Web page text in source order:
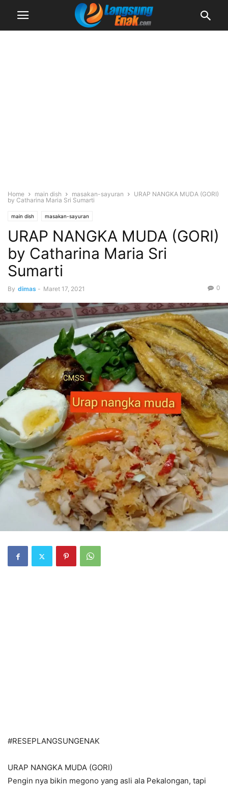
Home main dish masakan-sayuran
URAP NANGKA MUDA (GORI)
by Catharina Maria Sri Sumarti
main dish masakan-sayuran
URAP NANGKA MUDA (GORI)
by Catharina Maria Sri
Sumarti
By dimas - Maret 17, 2021 0
#RESEPLANGSUNGENAK
URAP NANGKA MUDA (GORI)
Pengin nya bikin megono yang asli ala Pekalongan, tapi